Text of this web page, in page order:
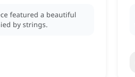
featured a beautiful
by strings.